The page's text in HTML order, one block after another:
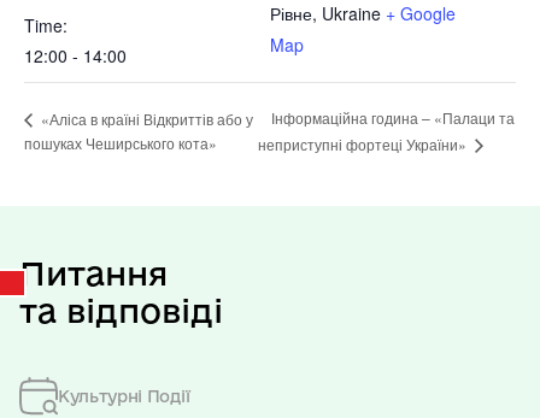
Time:
12:00 - 14:00
Рівне, Ukraine + Google
Map
«Аліса в країні Відкриттів або у
пошуках Чеширського кота»
Інформаційна година – «Палаци та
неприступні фортеці України»
Питання
та відповіді
Культурні Події